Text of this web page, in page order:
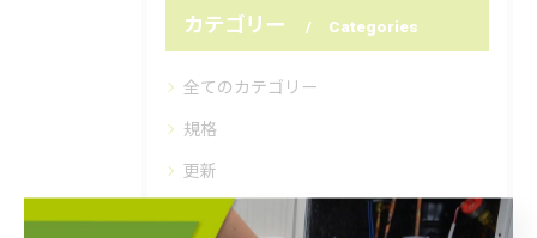
カテゴリー Categories
全てのカテゴリー
規格
更新
海外製